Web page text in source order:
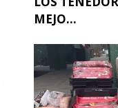
MEJO...